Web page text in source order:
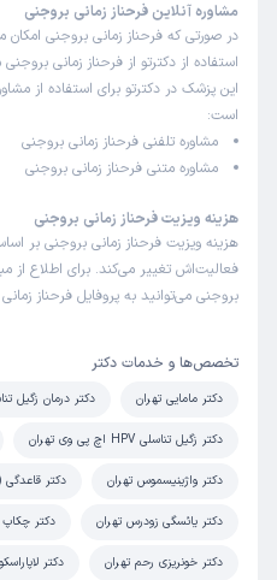
علت مراجعه: درمان عفونت‌های تناسلی و
مریم
این پزشک را پیشنهاد میکنم
من واقعا راضي بودم چون
دليل مشكلات يادمه گريه كردم
من رو آروم كردند و واقعا با
دنيا ممنون خانم دكتر حتما
علت مراجعه: درمان عفونت‌های تناسلی و
کاربر دکترتو
زمان انتظار: 0-15 دقیقه
مشاوره آنلاین فرحناز زمانی بروجنی
در صورتی که فرحناز زمانی بروجنی امکان
استفاده از دکترتو از فرحناز زمانی
این پزشک در دکترتو برای استفاده از
است:
مشاوره تلفنی فرحناز زمانی بروجنی
مشاوره متنی فرحناز زمانی بروجنی
هزینه ویزیت فرحناز زمانی بروجنی
هزینه ویزیت فرحناز زمانی بروجنی
فعالیت‌اش تغییر می‌کند. برای اطلاع از
بروجنی می‌توانید به پروفایل فرحناز
تخصص‌ها و خدمات دکتر
دکتر مامایی تهران دکتر درمان زگیل
دکتر زگیل تناسلی HPV اچ پی وی تهران
دکتر واژینیسموس تهران دکتر قاعدگی
دکتر یائسگی زودرس تهران دکتر چکاپ
دکتر خونریزی رحم تهران دکتر